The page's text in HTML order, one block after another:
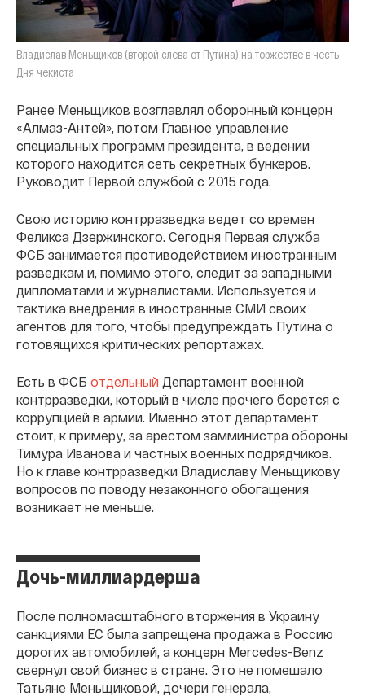
Владислав Меньщиков (второй слева от Путина) на торжестве в честь
Дня чекиста
Ранее Меньщиков возглавлял оборонный концерн
«Алмаз-Антей», потом Главное управление
специальных программ президента, в ведении
которого находится сеть секретных бункеров.
Руководит Первой службой с 2015 года.
Свою историю контрразведка ведет со времен
Феликса Дзержинского. Сегодня Первая служба
ФСБ занимается противодействием иностранным
разведкам и, помимо этого, следит за западными
дипломатами и журналистами. Используется и
тактика внедрения в иностранные СМИ своих
агентов для того, чтобы предупреждать Путина о
готовящихся критических репортажах.
Есть в ФСБ отдельный Департамент военной
контрразведки, который в числе прочего борется с
коррупцией в армии. Именно этот департамент
стоит, к примеру, за арестом замминистра обороны
Тимура Иванова и частных военных подрядчиков.
Но к главе контрразведки Владиславу Меньщикову
вопросов по поводу незаконного обогащения
возникает не меньше.
Дочь-миллиардерша
После полномасштабного вторжения в Украину
санкциями ЕС была запрещена продажа в Россию
дорогих автомобилей, а концерн Mercedes-Benz
свернул свой бизнес в стране. Это не помешало
Татьяне Меньщиковой, дочери генерала,